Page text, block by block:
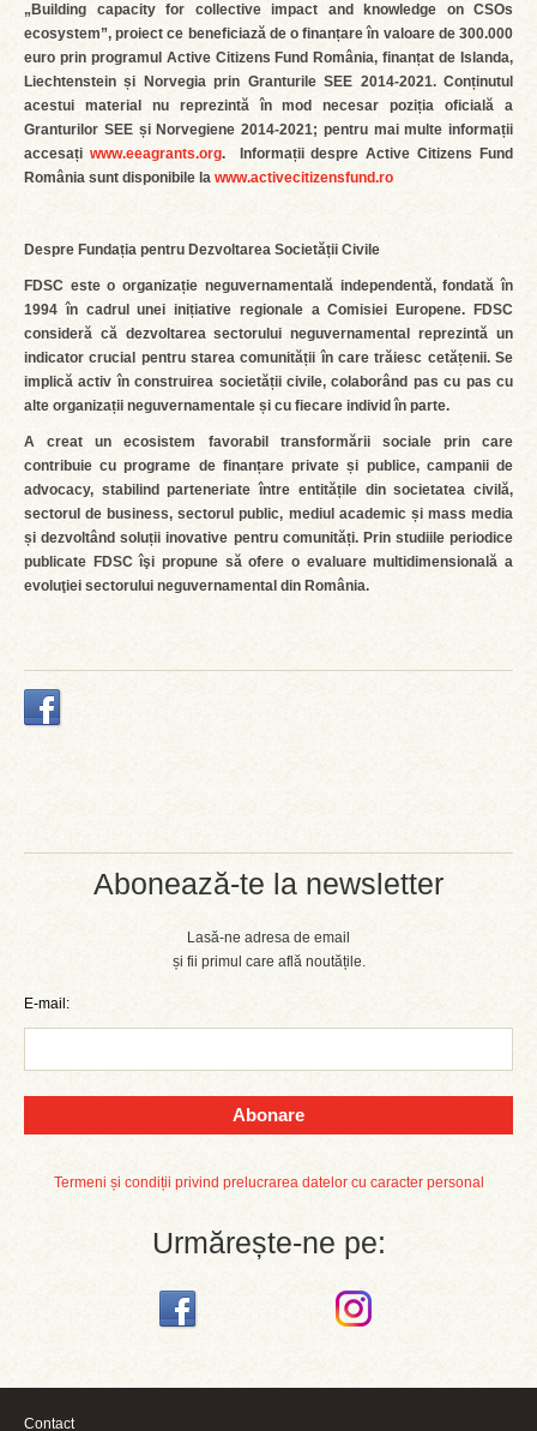
Abonează-te la newsletter
Lasă-ne adresa de email
și fii primul care află noutățile.
E-mail:
Abonare
Termeni și condiții privind prelucrarea datelor cu caracter personal
Urmărește-ne pe:
„Building capacity for collective impact and knowledge on CSOs
ecosystem”, proiect ce beneficiază de o finanțare în valoare de 300.000
euro prin programul Active Citizens Fund România, finanțat de Islanda,
Liechtenstein și Norvegia prin Granturile SEE 2014-2021. Conținutul
acestui material nu reprezintă în mod necesar poziția oficială a
Granturilor SEE și Norvegiene 2014-2021; pentru mai multe informații
accesați www.eeagrants.org. Informații despre Active Citizens Fund
România sunt disponibile la www.activecitizensfund.ro
Despre Fundația pentru Dezvoltarea Societății Civile
FDSC este o organizație neguvernamentală independentă, fondată în
1994 în cadrul unei inițiative regionale a Comisiei Europene. FDSC
consideră că dezvoltarea sectorului neguvernamental reprezintă un
indicator crucial pentru starea comunității în care trăiesc cetățenii. Se
implică activ în construirea societății civile, colaborând pas cu pas cu
alte organizații neguvernamentale și cu fiecare individ în parte.
A creat un ecosistem favorabil transformării sociale prin care
contribuie cu programe de finanțare private și publice, campanii de
advocacy, stabilind parteneriate între entitățile din societatea civilă,
sectorul de business, sectorul public, mediul academic și mass media
și dezvoltând soluții inovative pentru comunități. Prin studiile periodice
publicate FDSC îşi propune să ofere o evaluare multidimensională a
evoluţiei sectorului neguvernamental din România.
Contact